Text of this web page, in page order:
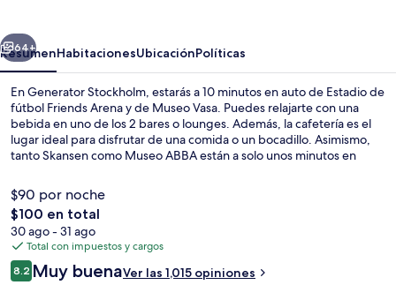
Siguiente
64+
ResumenHabitacionesUbicaciónPolíticas
En Generator Stockholm, estarás a 10 minutos en auto de Estadio de
fútbol Friends Arena y de Museo Vasa. Puedes relajarte con una
bebida en uno de los 2 bares o lounges. Además, la cafetería es el
lugar ideal para disfrutar de una comida o un bocadillo. Asimismo,
tanto Skansen como Museo ABBA están a solo unos minutos en
está a una corta distancia a pie de algunas opciones de transporte
público: Estación de metro Central está a 7 minutos y Estación de
metro Hötorget está a 10 minutos.
$90 por noche
El
precio
total
es
de
$100 en total
30 ago - 31 ago
Total con impuestos y cargos
Opiniones
8.28.2 de 10,
Muy buenaVer las 1,015 opiniones